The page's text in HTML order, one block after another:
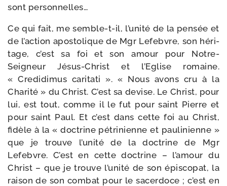
sont personnelles…
Ce qui fait, me semble-​t-​il, l’unité de la pen­sée et
de l’action apos­to­lique de Mgr Lefebvre, son héri­
tage, c’est sa foi et son amour pour Notre-​
Seigneur Jésus-​Christ et l’Eglise romaine.
« Credidimus cari­ta­ti ». « Nous avons cru à la
Charité » du Christ. C’est sa devise. Le Christ, pour
lui, est tout, comme il le fut pour saint Pierre et
pour saint Paul. Et c’est dans cette foi au Christ,
fidèle à la « doc­trine pétri­nienne et pau­li­nienne »
que je trouve l’unité de la doc­trine de Mgr
Lefebvre. C’est en cette doc­trine – l’amour du
Christ – que je trouve l’unité de son épis­co­pat, la
rai­son de son com­bat pour le sacer­doce ; c’est en